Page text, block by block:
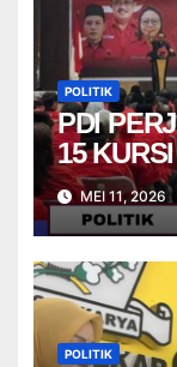
POLITIK
PDI
15
PADA
MEI 11, 2026
POLITIK